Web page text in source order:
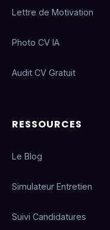
Lettre de Motivation
Photo CV IA
Audit CV Gratuit
RESSOURCES
Le Blog
Simulateur Entretien
Suivi Candidatures